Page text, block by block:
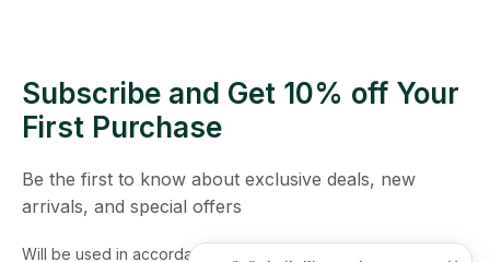
Subscribe and Get 10% off Your
First Purchase
Be the first to know about exclusive deals, new
arrivals, and special offers
Will be used in accordance with our